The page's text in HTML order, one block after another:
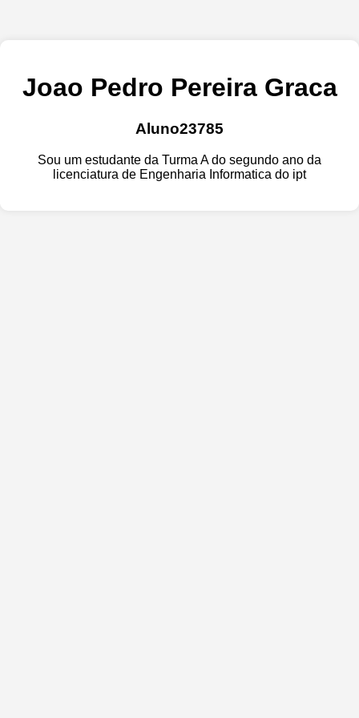
Joao Pedro Pereira Graca
Aluno23785
Sou um estudante da Turma A do segundo ano da
licenciatura de Engenharia Informatica do ipt